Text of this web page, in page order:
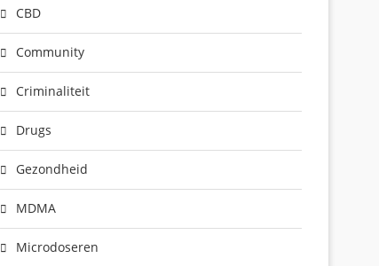
CBD
Community
Criminaliteit
Drugs
Gezondheid
MDMA
Microdoseren